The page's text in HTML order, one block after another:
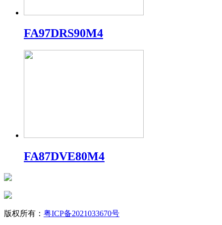
FA97DRS90M4
FA87DVE80M4
版权所有： 粤ICP备2021033670号